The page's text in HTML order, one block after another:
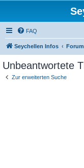
FAQ
Seychellen Infos Forum
Unbeantwortete
Zur erweiterten Suche